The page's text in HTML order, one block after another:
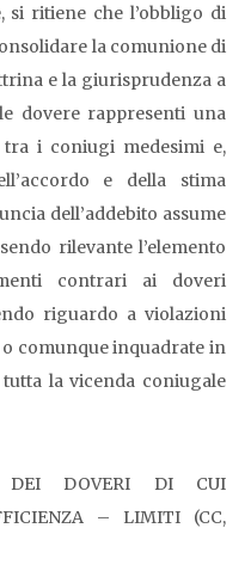
si ritiene che l’obbligo di
la comunione di
e la giurisprudenza a
dovere rappresenti una
i coniugi medesimi e,
e della stima
dell’addebito assume
rilevante l’elemento
contrari ai doveri
riguardo a violazioni
comunque inquadrate in
la vicenda coniugale
DEI DOVERI DI CUI
– LIMITI (CC,